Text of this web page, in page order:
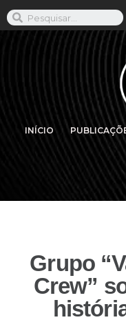
INÍCIO
Grupo
Crew”